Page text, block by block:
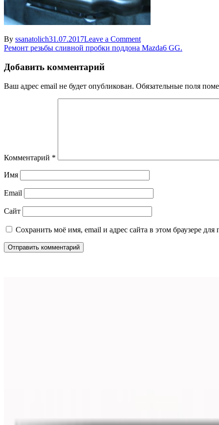
By ssanatolich31.07.2017Leave a Commenton
8
Навигация
по
записям
Ремонт резьбы сливной пробки поддона Mazda6 GG.
Добавить комментарий
Ваш адрес email не будет опубликован. Обязательные поля
Комментарий *
Имя
Email
Сайт
Сохранить моё имя, email и адрес сайта в этом браузере